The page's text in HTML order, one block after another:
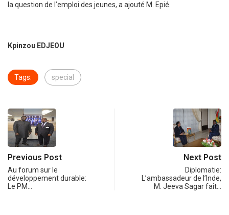
la question de l’emploi des jeunes, a ajouté M. Epié.
Kpinzou EDJEOU
Tags: special
Previous Post
Au forum sur le
développement durable:
Le PM…
Next Post
Diplomatie:
L’ambassadeur de l’Inde,
M. Jeeva Sagar fait…